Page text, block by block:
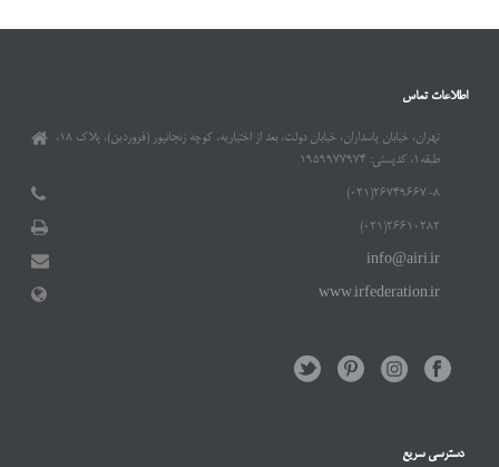
اطلاعات تماس
تهران، خیابان پاسداران، خیابان دولت، بعد از اختیاریه، کوچه زنجانپور (فروردین)، پلاک ۱۸،
طبقه۱، کدپستی: ۱۹۵۹۹۷۷۹۷۴
۲۶۷۴۹۶۶۷-۸(۰۲۱)
۲۶۶۱۰۲۸۲(۰۲۱)
info@airi.ir
www.irfederation.ir
دسترسی سریع